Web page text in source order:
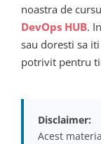
noastra de
DevOps HUB.
sau doresti sa
potrivit pentru
Disclaimer:
Acest